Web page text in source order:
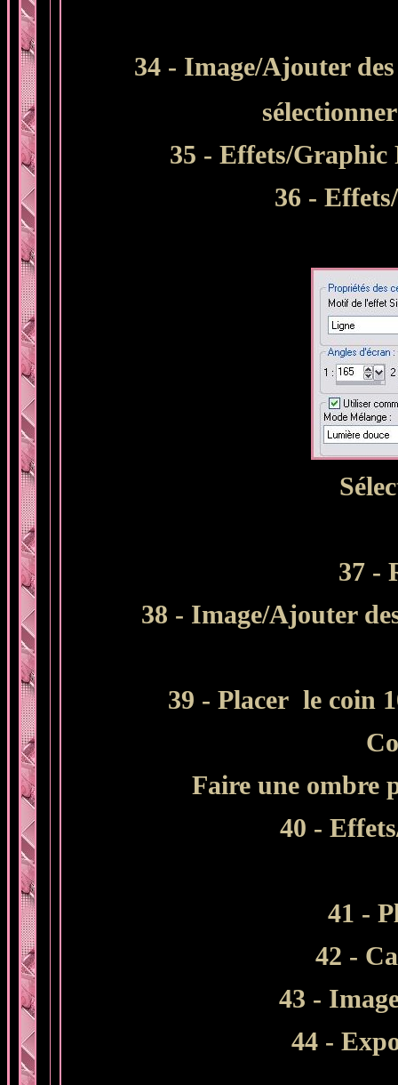
34 - Image/Ajouter
35 - Effets/Graphic
36 -
37 -
38 - Image/Ajouter
39 - Placer le coin
Faire une ombre
40 -
41 -
42 -
43 -
44 -